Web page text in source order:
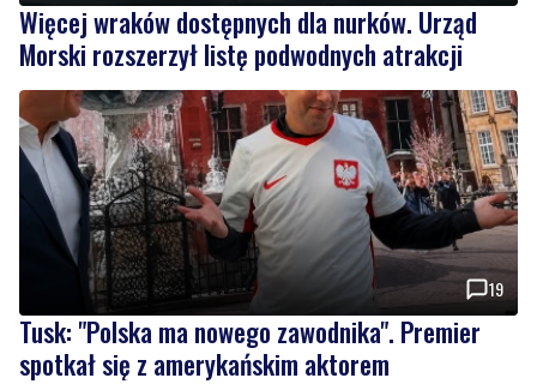
Więcej wraków dostępnych dla nurków. Urząd
Morski rozszerzył listę podwodnych atrakcji
19
Tusk: "Polska ma nowego zawodnika". Premier
spotkał się z amerykańskim aktorem